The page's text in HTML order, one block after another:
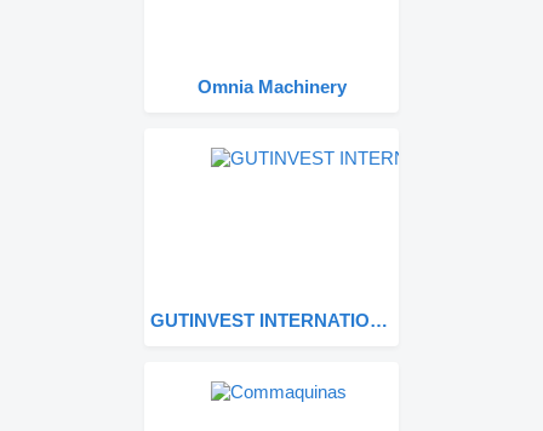
Omnia Machinery
GUTINVEST INTERNATIONAL ASSETS S.L